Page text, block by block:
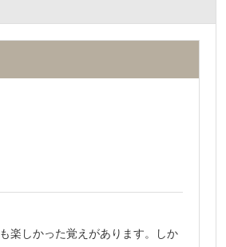
楽しかった覚えがあります。しか